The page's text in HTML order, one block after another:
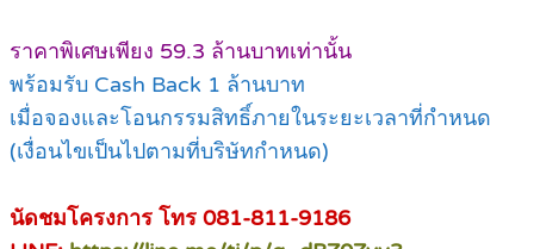
ราคาพิเศษเพียง 59.3 ล้านบาทเท่านั้น
พร้อมรับ Cash Back 1 ล้านบาท
เมื่อจองและโอนกรรมสิทธิ์ภายในระยะเวลาที่กำหนด
(เงื่อนไขเป็นไปตามที่บริษัทกำหนด)
นัดชมโครงการ โทร 081-811-9186